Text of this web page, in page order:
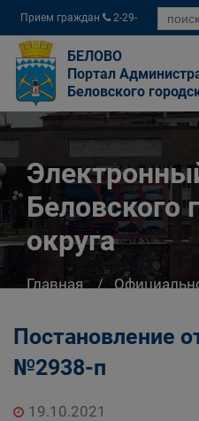
Прием граждан
2-29-
04
БЕЛОВО
Портал
Беловского
Беловского
округа
Главная
Постановление
№2938-п
19.10.2021